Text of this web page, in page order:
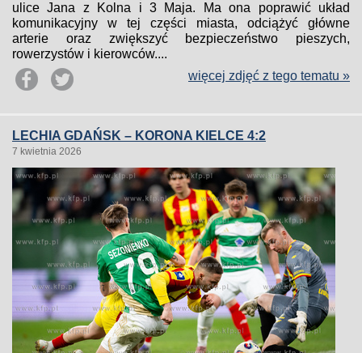
ulice Jana z Kolna i 3 Maja. Ma ona poprawić układ
komunikacyjny w tej części miasta, odciążyć główne
arterie oraz zwiększyć bezpieczeństwo pieszych,
rowerzystów i kierowców....
więcej zdjęć z tego tematu »
LECHIA GDAŃSK – KORONA KIELCE 4:2
7 kwietnia 2026